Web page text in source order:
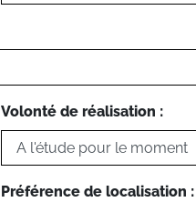
Volonté de réalisation :
Préférence de localisation :